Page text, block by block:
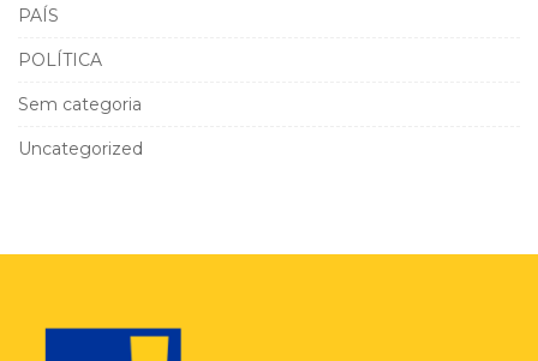
PAÍS
POLÍTICA
Sem categoria
Uncategorized